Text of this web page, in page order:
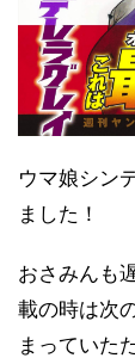
ウマ娘シン
ました！
おさみんも
載の時は次
まっていた